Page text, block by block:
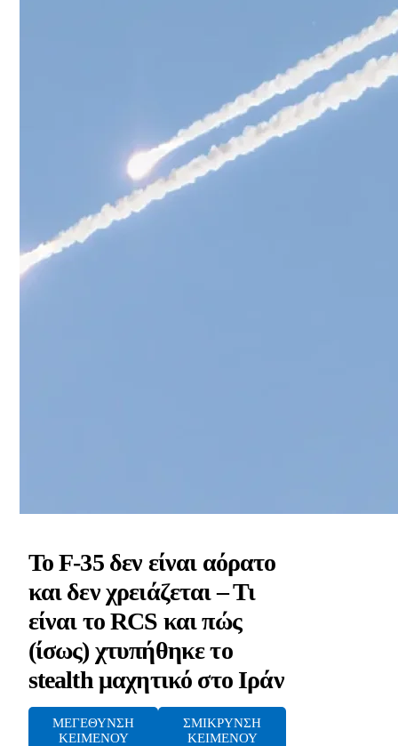
Το F-35 δεν είναι αόρατο
και δεν χρειάζεται – Τι
είναι το RCS και πώς
(ίσως) χτυπήθηκε το
stealth μαχητικό στο Ιράν
ΜΕΓΕΘΥΝΣΗ
ΚΕΙΜΕΝΟΥ
ΣΜΙΚΡΥΝΣΗ
ΚΕΙΜΕΝΟΥ